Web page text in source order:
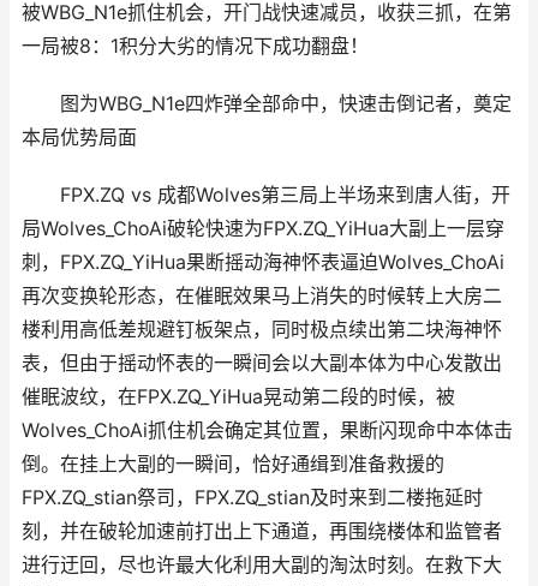
被WBG_N1e抓住机会，开门战快速减员，收获三抓，在第
一局被8：1积分大劣的情况下成功翻盘！
图为WBG_N1e四炸弹全部命中，快速击倒记者，奠定
本局优势局面
FPX.ZQ vs 成都Wolves第三局上半场来到唐人街，开
局Wolves_ChoAi破轮快速为FPX.ZQ_YiHua大副上一层穿
刺，FPX.ZQ_YiHua果断摇动海神怀表逼迫Wolves_ChoAi
再次变换轮形态，在催眠效果马上消失的时候转上大房二
楼利用高低差规避钉板架点，同时极点续出第二块海神怀
表，但由于摇动怀表的一瞬间会以大副本体为中心发散出
催眠波纹，在FPX.ZQ_YiHua晃动第二段的时候，被
Wolves_ChoAi抓住机会确定其位置，果断闪现命中本体击
倒。在挂上大副的一瞬间，恰好通缉到准备救援的
FPX.ZQ_stian祭司，FPX.ZQ_stian及时来到二楼拖延时
刻，并在破轮加速前打出上下通道，再围绕楼体和监管者
进行迂回，尽也许最大化利用大副的淘汰时刻。在救下大